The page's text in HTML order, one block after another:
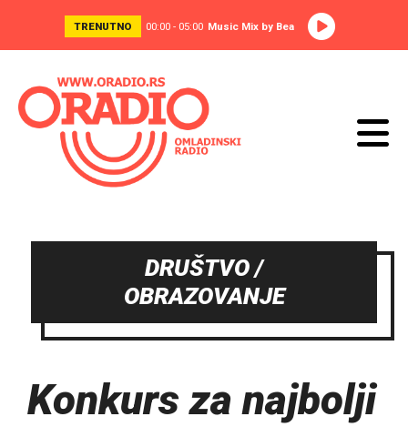
TRENUTNO 00:00 - 05:00 Music Mix by Bea
DRUŠTVO /
OBRAZOVANJE
Konkurs za najbolji